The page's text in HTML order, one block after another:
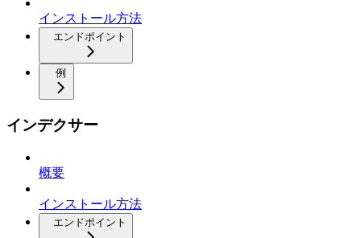
インストール方法
エンドポイント
例
インデクサー
概要
インストール方法
エンドポイント